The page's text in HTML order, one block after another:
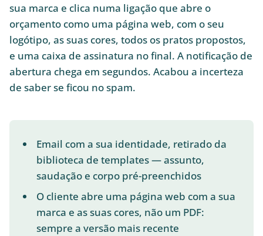
sua marca e clica numa ligação que abre o
orçamento como uma página web, com o seu
logótipo, as suas cores, todos os pratos propostos,
e uma caixa de assinatura no final. A notificação de
abertura chega em segundos. Acabou a incerteza
de saber se ficou no spam.
Email com a sua identidade, retirado da
biblioteca de templates — assunto,
saudação e corpo pré-preenchidos
O cliente abre uma página web com a sua
marca e as suas cores, não um PDF:
sempre a versão mais recente